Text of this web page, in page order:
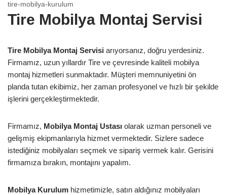
tire-mobilya-kurulum
Tire Mobilya Montaj Servisi
Tire Mobilya Montaj Servisi arıyorsanız, doğru yerdesiniz.
Firmamız, uzun yıllardır Tire ve çevresinde kaliteli mobilya
montaj hizmetleri sunmaktadır. Müşteri memnuniyetini ön
planda tutan ekibimiz, her zaman profesyonel ve hızlı bir şekilde
işlerini gerçekleştirmektedir.
Firmamız, Mobilya Montaj Ustası olarak uzman personeli ve
gelişmiş ekipmanlarıyla hizmet vermektedir. Sizlere sadece
istediğiniz mobilyaları seçmek ve sipariş vermek kalır. Gerisini
firmamıza bırakın, montajını yapalım.
Mobilya Kurulum hizmetimizle, satın aldığınız mobilyaları